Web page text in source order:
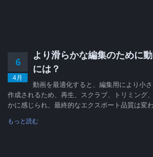
6
4月
より滑らかな編集のために
には？
動画を最適化すると、編集用により小
作成されるため、再生、スクラブ、トリミング
かに感じられ、最終的なエクスポート品質は変
もっと読む